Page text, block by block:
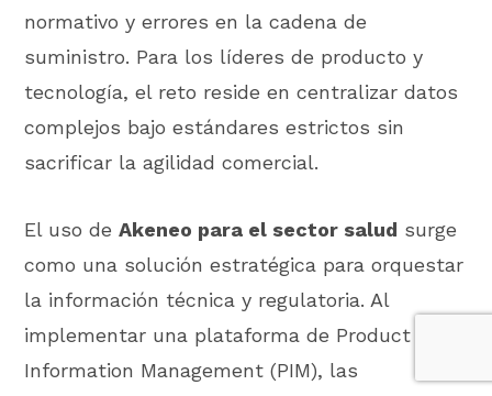
normativo y errores en la cadena de
suministro. Para los líderes de producto y
tecnología, el reto reside en centralizar datos
complejos bajo estándares estrictos sin
sacrificar la agilidad comercial.
El uso deAkeneo para el sector salud surge
como una solución estratégica para orquestar
la información técnica y regulatoria. Al
implementar una plataforma de Product
Information Management (PIM), las